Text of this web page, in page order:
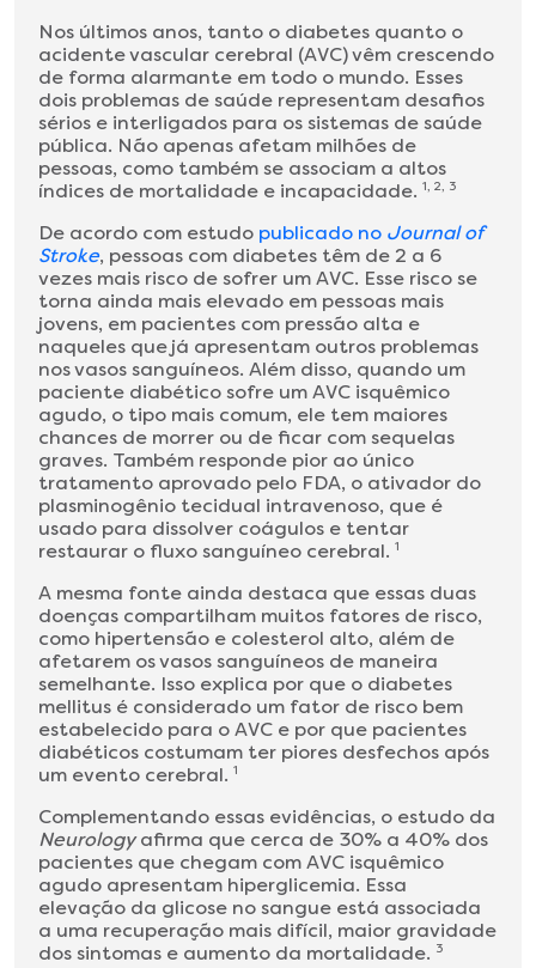
Nos últimos anos, tanto o diabetes quanto o
acidente vascular cerebral (AVC) vêm crescendo
de forma alarmante em todo o mundo. Esses
dois problemas de saúde representam desafios
sérios e interligados para os sistemas de saúde
pública. Não apenas afetam milhões de
pessoas, como também se associam a altos
índices de mortalidade e incapacidade. 1, 2, 3
De acordo com estudo publicado no Journal of
Stroke, pessoas com diabetes têm de 2 a 6
vezes mais risco de sofrer um AVC. Esse risco se
torna ainda mais elevado em pessoas mais
jovens, em pacientes com pressão alta e
naqueles que já apresentam outros problemas
nos vasos sanguíneos. Além disso, quando um
paciente diabético sofre um AVC isquêmico
agudo, o tipo mais comum, ele tem maiores
chances de morrer ou de ficar com sequelas
graves. Também responde pior ao único
tratamento aprovado pelo FDA, o ativador do
plasminogênio tecidual intravenoso, que é
usado para dissolver coágulos e tentar
restaurar o fluxo sanguíneo cerebral. 1
A mesma fonte ainda destaca que essas duas
doenças compartilham muitos fatores de risco,
como hipertensão e colesterol alto, além de
afetarem os vasos sanguíneos de maneira
semelhante. Isso explica por que o diabetes
mellitus é considerado um fator de risco bem
estabelecido para o AVC e por que pacientes
diabéticos costumam ter piores desfechos após
um evento cerebral. 1
Complementando essas evidências, o estudo da
Neurologyafirma que cerca de 30% a 40% dos
pacientes que chegam com AVC isquêmico
agudo apresentam hiperglicemia. Essa
elevação da glicose no sangue está associada
a uma recuperação mais difícil, maior gravidade
dos sintomas e aumento da mortalidade. 3